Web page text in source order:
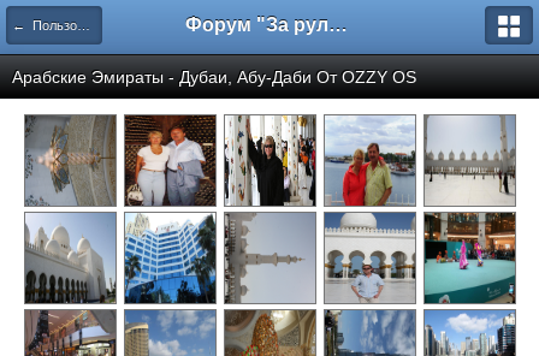
← Пользовательские галереи Форум "За рулем"
Арабские Эмираты - Дубаи, Абу-Даби ОтOZZY OS